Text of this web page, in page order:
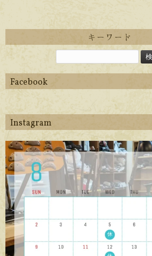
キーワード
Facebook
Instagram
apego_handmade_shoemaker
8月 6